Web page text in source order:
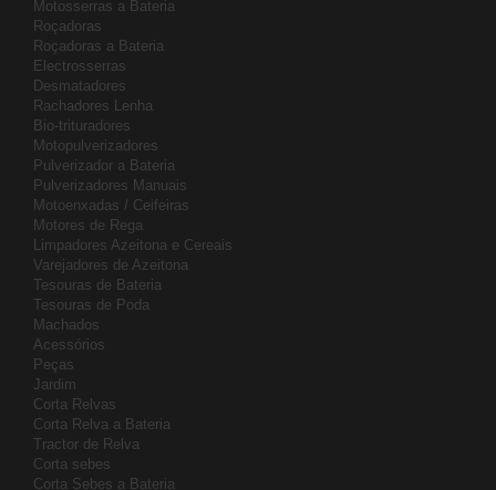
Motosserras a Bateria
Roçadoras
Roçadoras a Bateria
Electrosserras
Desmatadores
Rachadores Lenha
Bio-trituradores
Motopulverizadores
Pulverizador a Bateria
Pulverizadores Manuais
Motoenxadas / Ceifeiras
Motores de Rega
Limpadores Azeitona e Cereais
Varejadores de Azeitona
Tesouras de Bateria
Tesouras de Poda
Machados
Acessórios
Peças
Jardim
Corta Relvas
Corta Relva a Bateria
Tractor de Relva
Corta sebes
Corta Sebes a Bateria